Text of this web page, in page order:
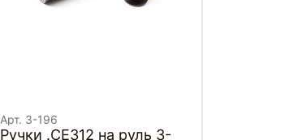
Арт. 3-196
Ручки .CE312 на руль 3-